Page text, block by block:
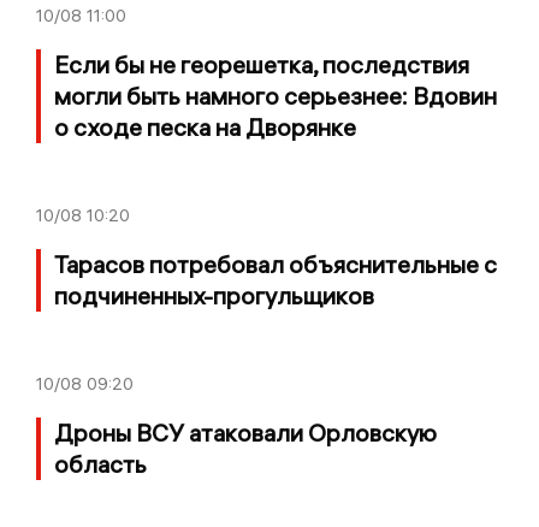
10/08 11:00
Если бы не георешетка, последствия
могли быть намного серьезнее: Вдовин
о сходе песка на Дворянке
10/08 10:20
Тарасов потребовал объяснительные с
подчиненных-прогульщиков
10/08 09:20
Дроны ВСУ атаковали Орловскую
область